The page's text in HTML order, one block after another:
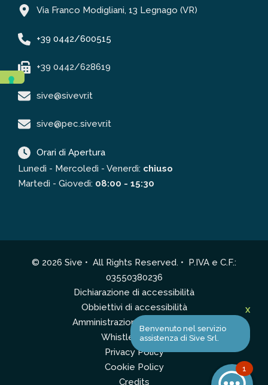
Via Franco Modigliani, 13 Legnago (VR)
+39 0442/600515
+39 0442/628619
sive@sivevr.it
sive@pec.sivevr.it
Orari di Apertura
Lunedì - Mercoledì - Venerdì: chiuso
Martedì - Giovedì: 08:00 - 15:30
© 2026 Sive • All Rights Reserved. • P.IVA e C.F.:
03550380236
Dichiarazione di accessibilità
Obbiettivi di accessibilità
Amministrazione Trasparente
Whistleblowing
Privacy Policy
Cookie Policy
Credits
1
X
Benvenuto nel servizio
assistenza di Sive Srl.